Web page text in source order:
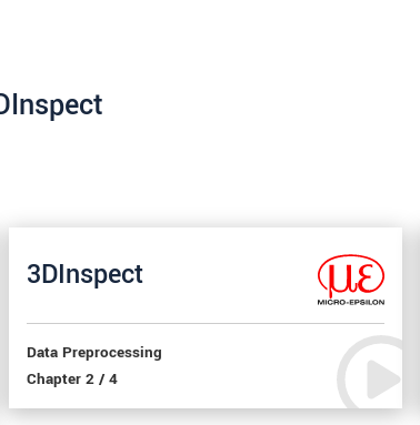
3DInspect
Data Preprocessing
Chapter 2 / 4